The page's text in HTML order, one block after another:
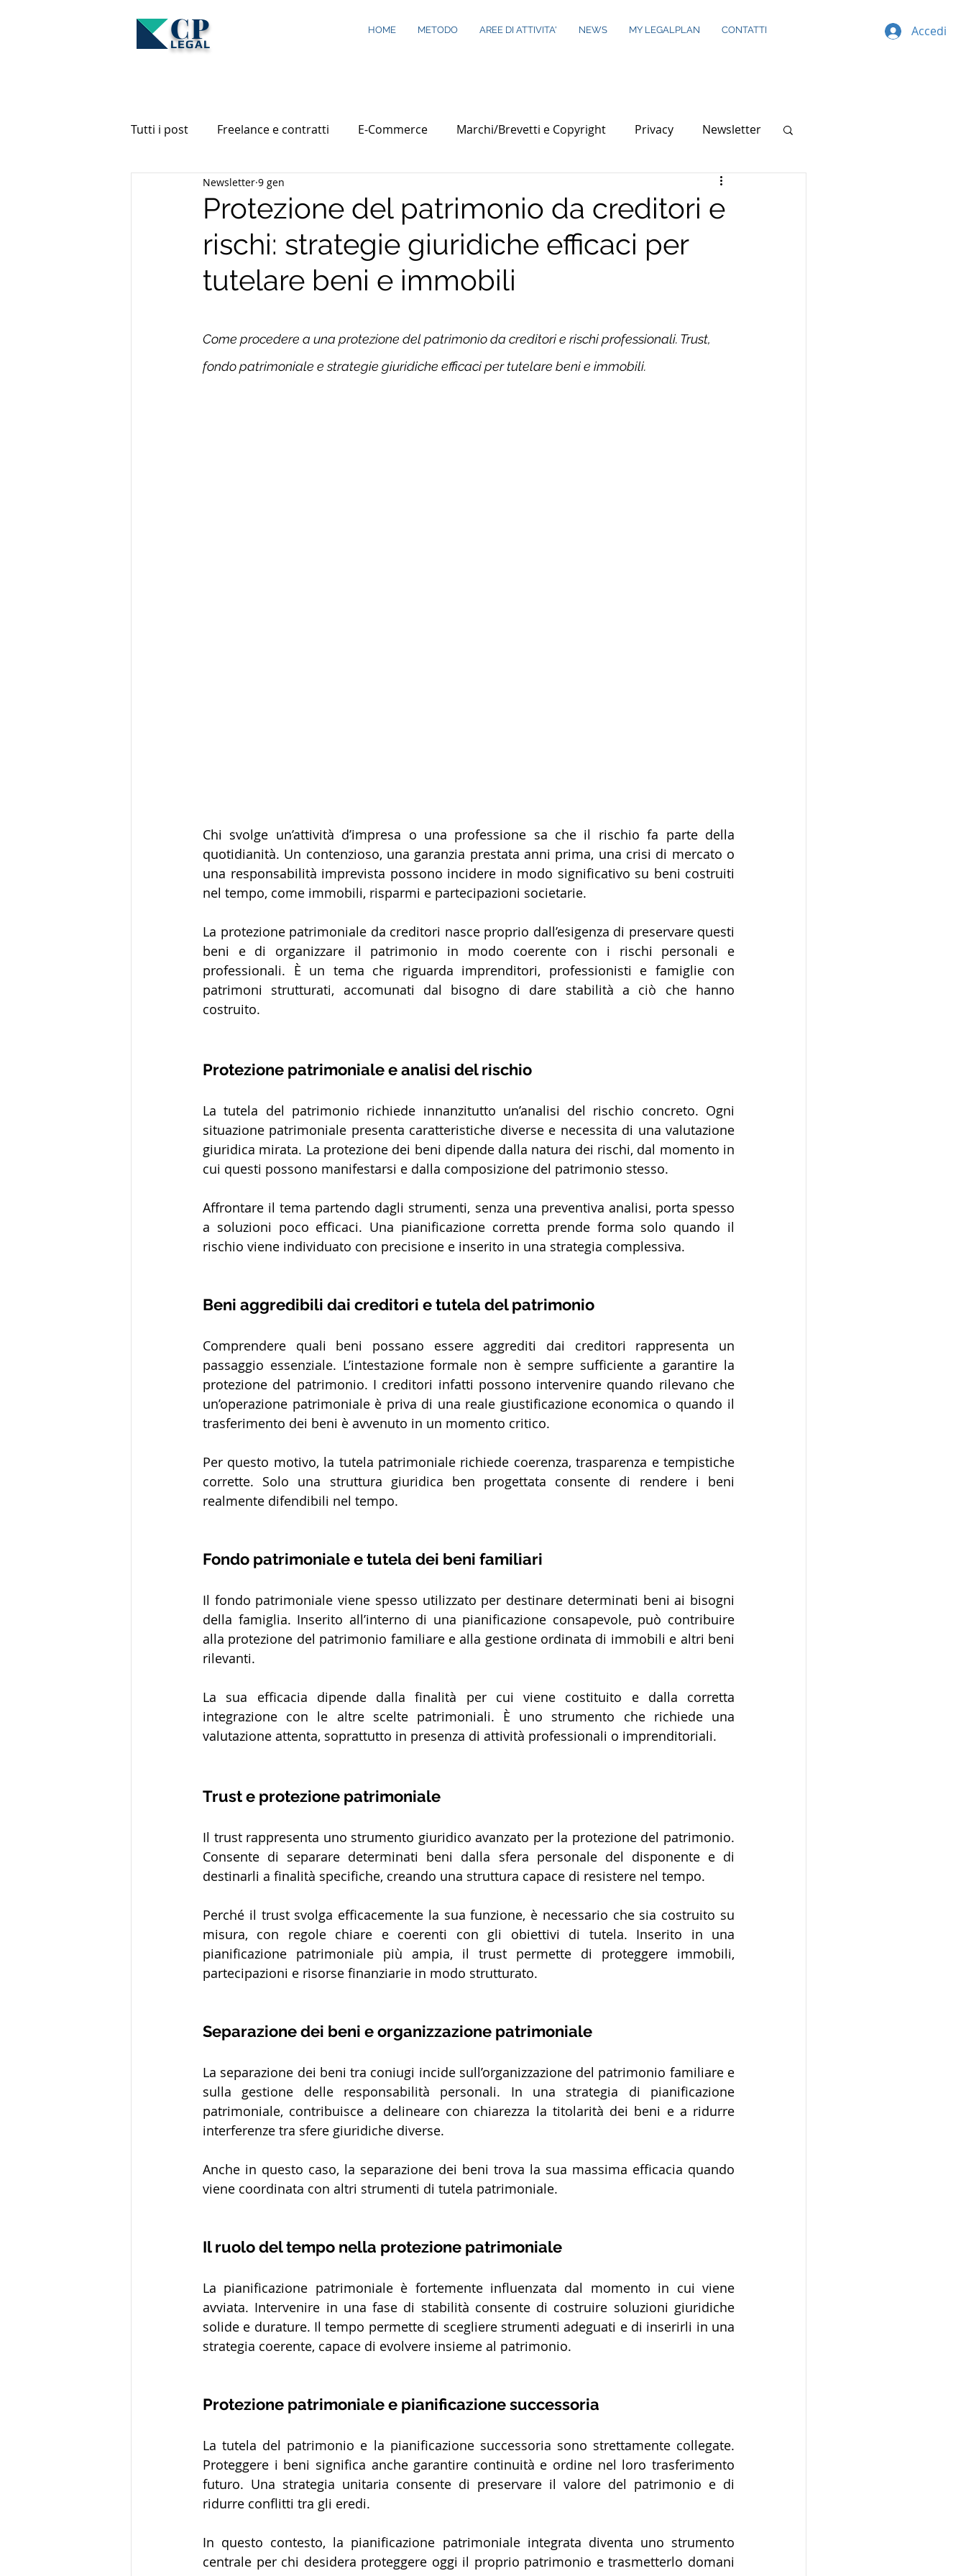
CP
LEGAL
HOME METODO AREE DI ATTIVITA' NEWS MY LEGALPLAN CONTATTI Accedi
Tutti i post Freelance e contratti E-Commerce Marchi/Brevetti e Copyright Privacy Newsletter
Altri approfondimenti
Protezione del patrimonio da creditori e
rischi: strategie giuridiche efficaci per
tutelare beni e immobili
Newsletter 9 gen
Come procedere a una protezione del patrimonio da creditori e rischi professionali. Trust,
fondo patrimoniale e strategie giuridiche efficaci per tutelare beni e immobili.
Chi svolge un’attività d’impresa o una professione sa che il rischio fa parte della
quotidianità. Un contenzioso, una garanzia prestata anni prima, una crisi di mercato o
una responsabilità imprevista possono incidere in modo significativo su beni costruiti
nel tempo, come immobili, risparmi e partecipazioni societarie.
La protezione patrimoniale da creditori nasce proprio dall’esigenza di preservare questi
beni e di organizzare il patrimonio in modo coerente con i rischi personali e
professionali. È un tema che riguarda imprenditori, professionisti e famiglie con
patrimoni strutturati, accomunati dal bisogno di dare stabilità a ciò che hanno
costruito.
Protezione patrimoniale e analisi del rischio
La tutela del patrimonio richiede innanzitutto un’analisi del rischio concreto. Ogni
situazione patrimoniale presenta caratteristiche diverse e necessita di una valutazione
giuridica mirata. La protezione dei beni dipende dalla natura dei rischi, dal momento in
cui questi possono manifestarsi e dalla composizione del patrimonio stesso.
Affrontare il tema partendo dagli strumenti, senza una preventiva analisi, porta spesso
a soluzioni poco efficaci. Una pianificazione corretta prende forma solo quando il
rischio viene individuato con precisione e inserito in una strategia complessiva.
Beni aggredibili dai creditori e tutela del patrimonio
Comprendere quali beni possano essere aggrediti dai creditori rappresenta un
passaggio essenziale. L’intestazione formale non è sempre sufficiente a garantire la
protezione del patrimonio. I creditori infatti possono intervenire quando rilevano che
un’operazione patrimoniale è priva di una reale giustificazione economica o quando il
trasferimento dei beni è avvenuto in un momento critico.
Per questo motivo, la tutela patrimoniale richiede coerenza, trasparenza e tempistiche
corrette. Solo una struttura giuridica ben progettata consente di rendere i beni
realmente difendibili nel tempo.
Fondo patrimoniale e tutela dei beni familiari
Il fondo patrimoniale viene spesso utilizzato per destinare determinati beni ai bisogni
della famiglia. Inserito all’interno di una pianificazione consapevole, può contribuire
alla protezione del patrimonio familiare e alla gestione ordinata di immobili e altri beni
rilevanti.
La sua efficacia dipende dalla finalità per cui viene costituito e dalla corretta
integrazione con le altre scelte patrimoniali. È uno strumento che richiede una
valutazione attenta, soprattutto in presenza di attività professionali o imprenditoriali.
Trust e protezione patrimoniale
Il trust rappresenta uno strumento giuridico avanzato per la protezione del patrimonio.
Consente di separare determinati beni dalla sfera personale del disponente e di
destinarli a finalità specifiche, creando una struttura capace di resistere nel tempo.
Perché il trust svolga efficacemente la sua funzione, è necessario che sia costruito su
misura, con regole chiare e coerenti con gli obiettivi di tutela. Inserito in una
pianificazione patrimoniale più ampia, il trust permette di proteggere immobili,
partecipazioni e risorse finanziarie in modo strutturato.
Separazione dei beni e organizzazione patrimoniale
La separazione dei beni tra coniugi incide sull’organizzazione del patrimonio familiare e
sulla gestione delle responsabilità personali. In una strategia di pianificazione
patrimoniale, contribuisce a delineare con chiarezza la titolarità dei beni e a ridurre
interferenze tra sfere giuridiche diverse.
Anche in questo caso, la separazione dei beni trova la sua massima efficacia quando
viene coordinata con altri strumenti di tutela patrimoniale.
Il ruolo del tempo nella protezione patrimoniale
La pianificazione patrimoniale è fortemente influenzata dal momento in cui viene
avviata. Intervenire in una fase di stabilità consente di costruire soluzioni giuridiche
solide e durature. Il tempo permette di scegliere strumenti adeguati e di inserirli in una
strategia coerente, capace di evolvere insieme al patrimonio.
Protezione patrimoniale e pianificazione successoria
La tutela del patrimonio e la pianificazione successoria sono strettamente collegate.
Proteggere i beni significa anche garantire continuità e ordine nel loro trasferimento
futuro. Una strategia unitaria consente di preservare il valore del patrimonio e di
ridurre conflitti tra gli eredi.
In questo contesto, la pianificazione patrimoniale integrata diventa uno strumento
centrale per chi desidera proteggere oggi il proprio patrimonio e trasmetterlo domani